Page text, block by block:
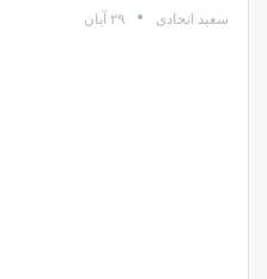
سعید اتحادی ۲۹ آبان